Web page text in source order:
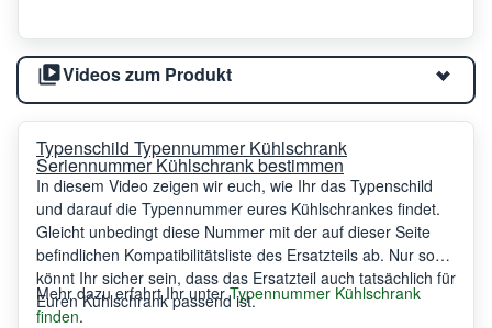
Videos zum Produkt
Typenschild Typennummer Kühlschrank
Seriennummer Kühlschrank bestimmen
In diesem Video zeigen wir euch, wie Ihr das Typenschild
und darauf die Typennummer eures Kühlschrankes findet.
Gleicht unbedingt diese Nummer mit der auf dieser Seite
befindlichen Kompatibilitätsliste des Ersatzteils ab. Nur so
könnt Ihr sicher sein, dass das Ersatzteil auch tatsächlich für
Euren Kühlschrank passend ist.
Mehr dazu erfahrt Ihr unterTypennummer Kühlschrank
finden.